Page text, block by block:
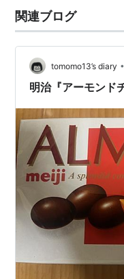
関連ブログ
tomomo13’s diary •
明治『アーモンド